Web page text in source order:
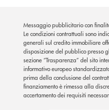
Messaggio pubblicitario con
Le condizioni contrattuali sono
generali sul credito immobiliare
disposizione del pubblico presso
sezione “Trasparenza” del sito
informativo europeo
prima della conclusione del
finanziamento è rimessa alla
accertamento dei requisiti